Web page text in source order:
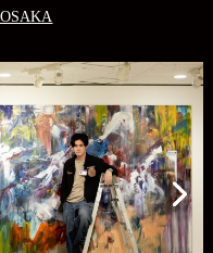
OSAKA